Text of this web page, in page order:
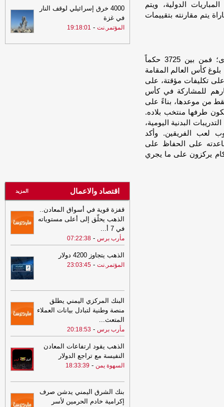
الدولية، ويتم
يتم مقارنته بتقييمات
تكشف الأرقام مدى صعوبة الوصول إلى هذا المستوى؛ فمن بين 3725 حكماً
للفيفا، نجح 4.5% فقط في بلوغ كأس العالم المقامة
تكليفات مؤقتة، على
للمشاركة في كأس
فقط من موعدها، بناءً على
طرفها منتخب بلاده.
البدنية اليومية،
لعب الفريقين. وأكد
ساعدته على الحفاظ على
يركزون على ما يجري
21:31
العروبة يسقط في فخ التعادل
4000 خرق إسرائيلي لوقف النار
في غزة
المؤتمر.نت -
19:18:01
اقتصاد والاعمال المزيد
قفزة قوية في أسواق المعادن..
الذهب يحلّق إلى أعلى مستوياته
في 7 أ
...
مأرب برس -
07:22:38
الذهب يتجاوز 4200 دولار
المؤتمر.نت -
23:03:45
البنك المركزي اليمني يطلق
منصة وطنية لتبادل بيانات العملاء
المتعث...
مأرب برس -
20:18:53
الذهب يقود ارتفاعات المعادن
النفيسة مع تراجع الدولار
السهوة يمن -
18:33:39
بنك الشرق اليمني يدشن صرف
إكرامية خادم الحرمين لأسر